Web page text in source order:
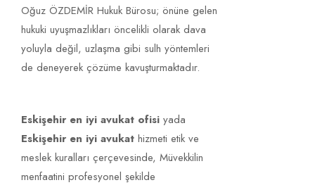
Eskişehir İcra ve İflas Hukuku Avukatı
Kambiyo takibi
TÜMÜNÜ GÖR!
Oğuz ÖZDEMİR Hukuk Bürosu; önüne gelen
hukuki uyuşmazlıkları öncelikli olarak dava
yoluyla değil, uzlaşma gibi sulh yöntemleri
de deneyerek çözüme kavuşturmaktadır.
Eskişehir en iyi avukat ofisi yada
Eskişehir en iyi avukat hizmeti etik ve
meslek kuralları çerçevesinde, Müvekkilin
menfaatini profesyonel şekilde